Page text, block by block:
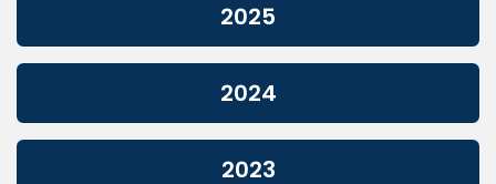
2025
2024
2023